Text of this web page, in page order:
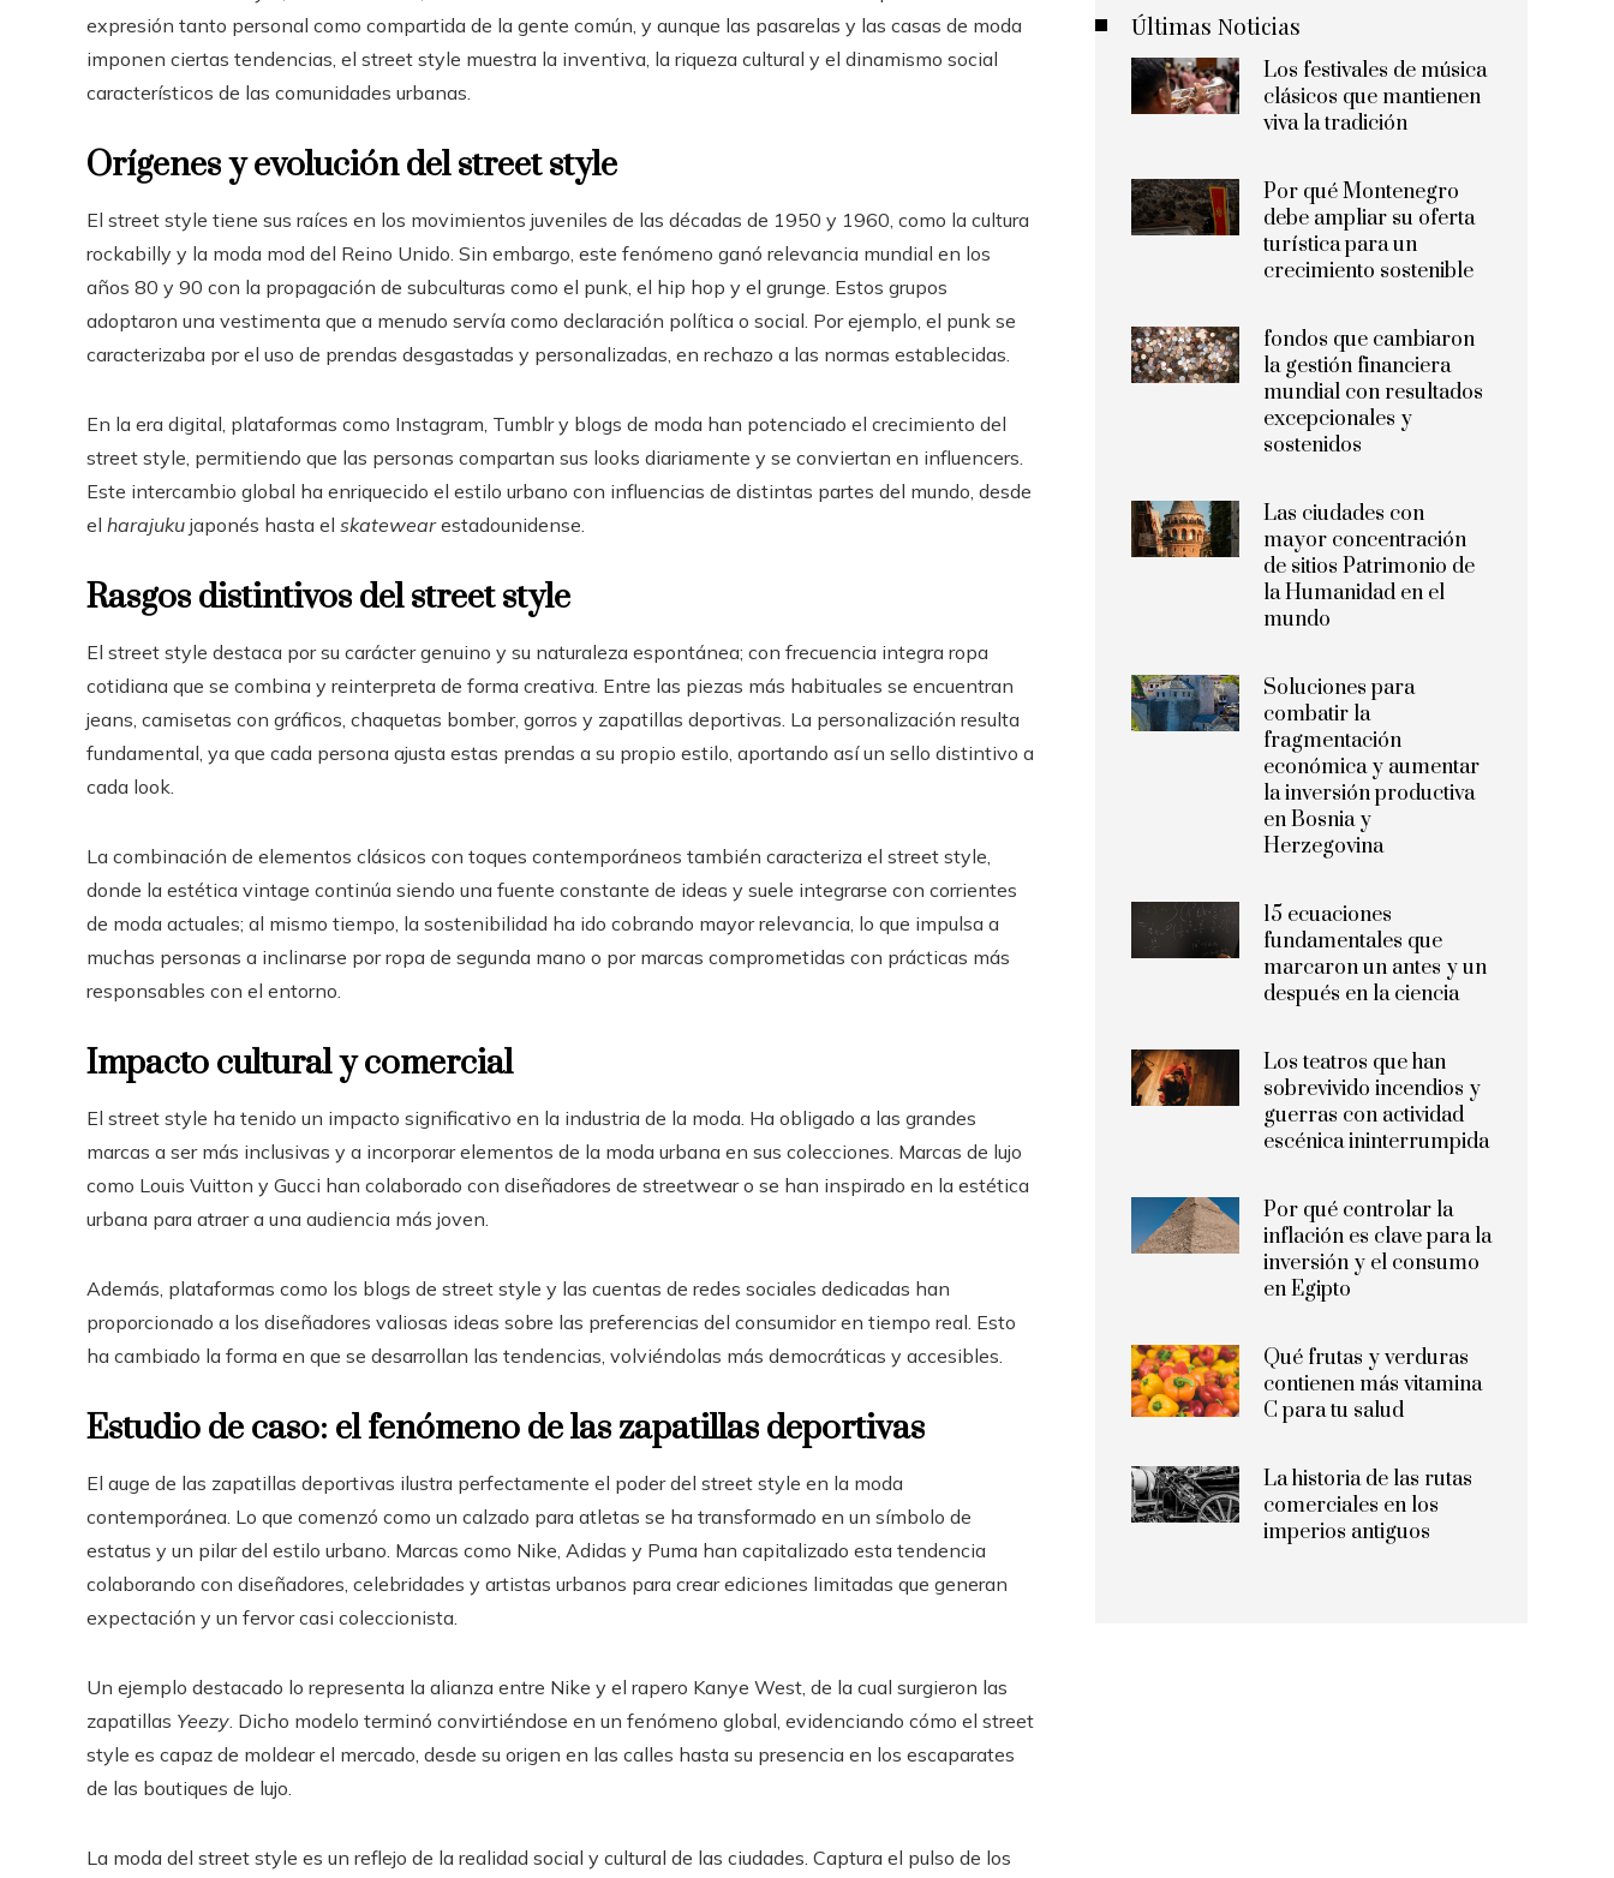
expresión tanto personal como compartida de la gente común, y aunque las pasarelas y las casas de moda
imponen ciertas tendencias, el street style muestra la inventiva, la riqueza cultural y el dinamismo social
característicos de las comunidades urbanas.
Orígenes y evolución del street style
El street style tiene sus raíces en los movimientos juveniles de las décadas de 1950 y 1960, como la cultura
rockabilly y la moda mod del Reino Unido. Sin embargo, este fenómeno ganó relevancia mundial en los
años 80 y 90 con la propagación de subculturas como el punk, el hip hop y el grunge. Estos grupos
adoptaron una vestimenta que a menudo servía como declaración política o social. Por ejemplo, el punk se
caracterizaba por el uso de prendas desgastadas y personalizadas, en rechazo a las normas establecidas.
En la era digital, plataformas como Instagram, Tumblr y blogs de moda han potenciado el crecimiento del
street style, permitiendo que las personas compartan sus looks diariamente y se conviertan en influencers.
Este intercambio global ha enriquecido el estilo urbano con influencias de distintas partes del mundo, desde
el harajuku japonés hasta el skatewearestadounidense.
Rasgos distintivos del street style
El street style destaca por su carácter genuino y su naturaleza espontánea; con frecuencia integra ropa
cotidiana que se combina y reinterpreta de forma creativa. Entre las piezas más habituales se encuentran
jeans, camisetas con gráficos, chaquetas bomber, gorros y zapatillas deportivas. La personalización resulta
fundamental, ya que cada persona ajusta estas prendas a su propio estilo, aportando así un sello distintivo a
cada look.
La combinación de elementos clásicos con toques contemporáneos también caracteriza el street style,
donde la estética vintage continúa siendo una fuente constante de ideas y suele integrarse con corrientes
de moda actuales; al mismo tiempo, la sostenibilidad ha ido cobrando mayor relevancia, lo que impulsa a
muchas personas a inclinarse por ropa de segunda mano o por marcas comprometidas con prácticas más
responsables con el entorno.
Impacto cultural y comercial
El street style ha tenido un impacto significativo en la industria de la moda. Ha obligado a las grandes
marcas a ser más inclusivas y a incorporar elementos de la moda urbana en sus colecciones. Marcas de lujo
como Louis Vuitton y Gucci han colaborado con diseñadores de streetwear o se han inspirado en la estética
urbana para atraer a una audiencia más joven.
Además, plataformas como los blogs de street style y las cuentas de redes sociales dedicadas han
proporcionado a los diseñadores valiosas ideas sobre las preferencias del consumidor en tiempo real. Esto
ha cambiado la forma en que se desarrollan las tendencias, volviéndolas más democráticas y accesibles.
Estudio de caso: el fenómeno de las zapatillas deportivas
El auge de las zapatillas deportivas ilustra perfectamente el poder del street style en la moda
contemporánea. Lo que comenzó como un calzado para atletas se ha transformado en un símbolo de
estatus y un pilar del estilo urbano. Marcas como Nike, Adidas y Puma han capitalizado esta tendencia
colaborando con diseñadores, celebridades y artistas urbanos para crear ediciones limitadas que generan
expectación y un fervor casi coleccionista.
Un ejemplo destacado lo representa la alianza entre Nike y el rapero Kanye West, de la cual surgieron las
zapatillas Yeezy. Dicho modelo terminó convirtiéndose en un fenómeno global, evidenciando cómo el street
style es capaz de moldear el mercado, desde su origen en las calles hasta su presencia en los escaparates
de las boutiques de lujo.
La moda del street style es un reflejo de la realidad social y cultural de las ciudades. Captura el pulso de los
Últimas Noticias
Los festivales de música
clásicos que mantienen
viva la tradición
Por qué Montenegro
debe ampliar su oferta
turística para un
crecimiento sostenible
fondos que cambiaron
la gestión financiera
mundial con resultados
excepcionales y
sostenidos
Las ciudades con
mayor concentración
de sitios Patrimonio de
la Humanidad en el
mundo
Soluciones para
combatir la
fragmentación
económica y aumentar
la inversión productiva
en Bosnia y
Herzegovina
15 ecuaciones
fundamentales que
marcaron un antes y un
después en la ciencia
Los teatros que han
sobrevivido incendios y
guerras con actividad
escénica ininterrumpida
Por qué controlar la
inflación es clave para la
inversión y el consumo
en Egipto
Qué frutas y verduras
contienen más vitamina
C para tu salud
La historia de las rutas
comerciales en los
imperios antiguos